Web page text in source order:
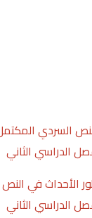
السردي
الدراسي الثاني
الأحداث في
الدراسي الثاني